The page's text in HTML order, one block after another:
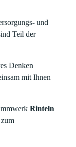
und
Teil der
Denken
mit Ihnen
Rinteln
zum